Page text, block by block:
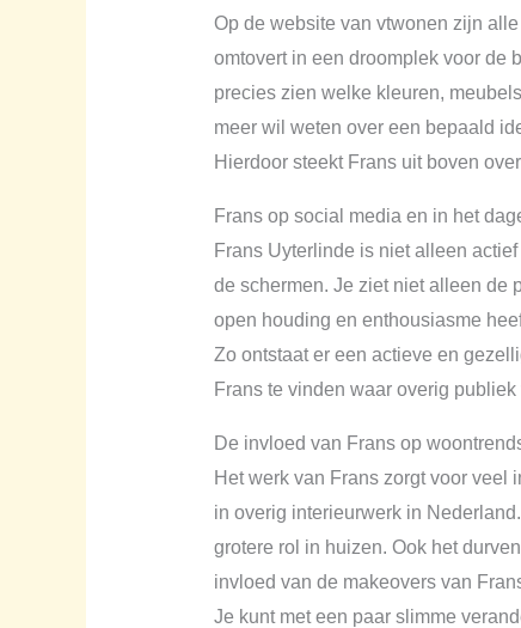
Op de website van vtwonen zijn
omtovert in een droomplek voor de
precies zien welke kleuren,
meer wil weten over een bepaald
Hierdoor steekt Frans uit boven
Frans op social media en in het
Frans Uyterlinde is niet alleen
de schermen. Je ziet niet alleen de
open houding en enthousiasme
Zo ontstaat er een actieve en
Frans te vinden waar overig
De invloed van Frans op
Het werk van Frans zorgt voor
in overig interieurwerk in
grotere rol in huizen. Ook het
invloed van de makeovers van
Je kunt met een paar slimme